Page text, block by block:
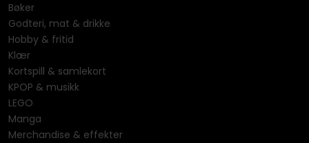
Bøker
Godteri, mat & drikke
Hobby & fritid
Klær
Kortspill & samlekort
KPOP & musikk
LEGO
Manga
Merchandise & effekter